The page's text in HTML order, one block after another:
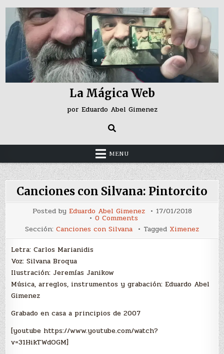
Skip
content
La Mágica Web
por Eduardo Abel Gimenez
MENU
Canciones con Silvana: Pintorcito
Posted by Eduardo Abel Gimenez 17/01/2018
0 Commentson
Canciones
con
Silvana:
Sección: Canciones con Silvana Tagged Ximenez
Letra: Carlos Marianidis
Voz: Silvana Broqua
Ilustración: Jeremías Janikow
Música, arreglos, instrumentos y grabación: Eduardo Abel
Gimenez
Grabado en casa a principios de 2007
[youtube https://www.youtube.com/watch?
v=31HikTWdOGM]